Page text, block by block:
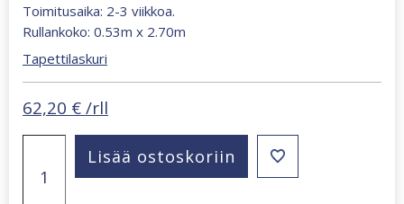
Toimitusaika: 2-3 viikkoa.
Rullankoko: 0.53m x 2.70m
Tapettilaskuri
62,20 € /rll
mural
Lisää ostoskoriin